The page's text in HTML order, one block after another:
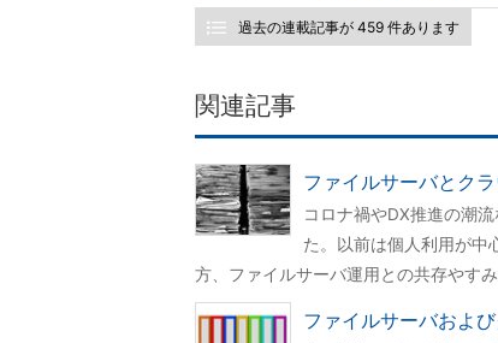
過去の連載記事が 459 件あります
関連記事
ファイルサーバとク
コロナ禍やDX推進の潮
た。以前は個人利用が中
方、ファイルサーバ運用との共存やす
ファイルサーバおよ